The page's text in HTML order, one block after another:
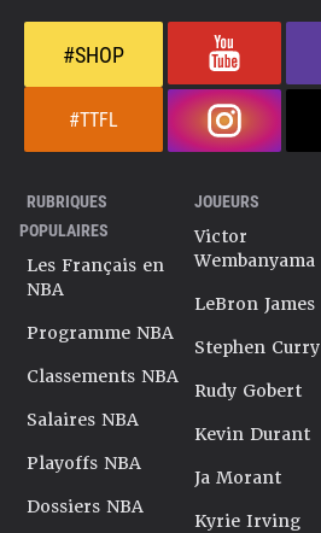
#SHOP
#TTFL
RUBRIQUES
POPULAIRES
Les Français en
NBA
Programme NBA
Classements NBA
Salaires NBA
Playoffs NBA
Dossiers NBA
JOUEURS
Victor
Wembanyama
LeBron James
Stephen Curry
Rudy Gobert
Kevin Durant
Ja Morant
Kyrie Irving